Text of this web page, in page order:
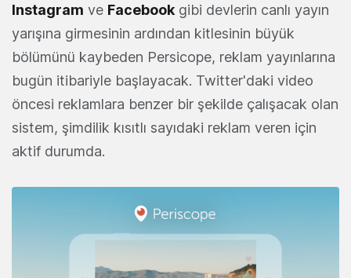
Instagram ve Facebook gibi devlerin canlı yayın
yarışına girmesinin ardından kitlesinin büyük
bölümünü kaybeden Persicope, reklam yayınlarına
bugün itibariyle başlayacak. Twitter'daki video
öncesi reklamlara benzer bir şekilde çalışacak olan
sistem, şimdilik kısıtlı sayıdaki reklam veren için
aktif durumda.